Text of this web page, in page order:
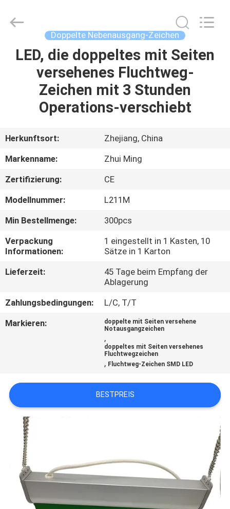
HAUS
PRODUKTE
UNS
AUSFLUG
QUALITÄTSKONTROLLE
TRETEN
SIE
UNS
IN
SIE EIN
ZITAT
SITEMAP
DATENSCHUTZRICHTLINIE
Co.,Ltd.
Doppelte Nebenausgang-Zeichen
LED, die doppeltes mit Seiten
versehenes Fluchtweg-
Zeichen mit 3 Stunden
Operations-verschiebt
Herkunftsort:
Zhejiang, China
Markenname:
Zhui Ming
Zertifizierung:
CE
Modellnummer:
L211M
Min Bestellmenge:
300pcs
Verpackung
Informationen:
1 eingestellt in 1 Kasten, 10
Sätze in 1 Karton
Lieferzeit:
45 Tage beim Empfang der
Ablagerung
Zahlungsbedingungen:
L/C, T/T
Markieren:
doppelte mit Seiten versehene
Notausgangzeichen
,
doppeltes mit Seiten versehenes
Fluchtwegzeichen
, Fluchtweg-Zeichen SMD LED
BESTPREIS